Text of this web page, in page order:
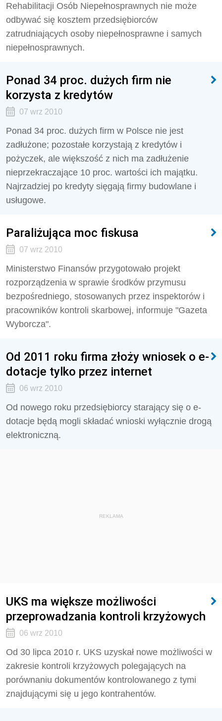
Rehabilitacji Osób Niepełnosprawnych nie może
odbywać się kosztem przedsiębiorców
zatrudniających osoby niepełnosprawne i samych
niepełnosprawnych.
Ponad 34 proc. dużych firm nie
korzysta z kredytów
07 wrz 2010
Ponad 34 proc. dużych firm w Polsce nie jest
zadłużone; pozostałe korzystają z kredytów i
pożyczek, ale większość z nich ma zadłużenie
nieprzekraczające 10 proc. wartości ich majątku.
Najrzadziej po kredyty sięgają firmy budowlane i
usługowe.
Paraliżująca moc fiskusa
07 wrz 2010
Ministerstwo Finansów przygotowało projekt
rozporządzenia w sprawie środków przymusu
bezpośredniego, stosowanych przez inspektorów i
pracowników kontroli skarbowej, informuje "Gazeta
Wyborcza".
Od 2011 roku firma złoży wniosek o e-
dotacje tylko przez internet
06 wrz 2010
Od nowego roku przedsiębiorcy starający się o e-
dotacje będą mogli składać wnioski wyłącznie drogą
elektroniczną.
REKLAMA
UKS ma większe możliwości
przeprowadzania kontroli krzyżowych
06 wrz 2010
Od 30 lipca 2010 r. UKS uzyskał nowe możliwości w
zakresie kontroli krzyżowych polegających na
porównaniu dokumentów kontrolowanego z tymi
znajdującymi się u jego kontrahentów.